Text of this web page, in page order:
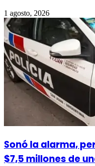
1 agosto, 2026
Sonó la alarma,
$7,5 millones de